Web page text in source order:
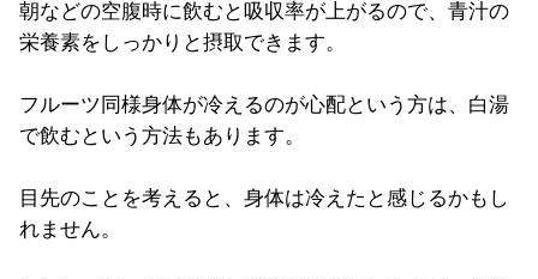
朝などの空腹時に飲むと吸収率が上がるので、青汁の
栄養素をしっかりと摂取できます。
フルーツ同様身体が冷えるのが心配という方は、白湯
で飲むという方法もあります。
目先のことを考えると、身体は冷えたと感じるかもし
れません。